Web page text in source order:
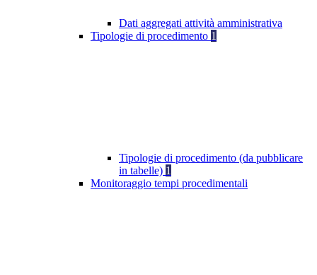
Dati aggregati attività amministrativa
Tipologie di procedimento 1
Tipologie di procedimento (da pubblicare
in tabelle) 1
Monitoraggio tempi procedimentali